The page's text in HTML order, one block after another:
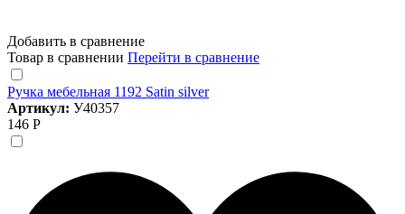
Добавить в сравнение
Товар в сравнении Перейти в сравнение
Ручка мебельная 1192 Satin silver
Артикул: У40357
146 Р